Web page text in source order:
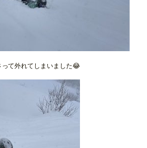
て外れてしまいました😂